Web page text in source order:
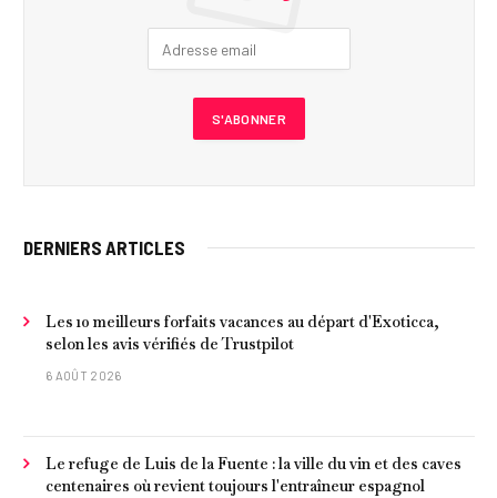
DERNIERS ARTICLES
Les 10 meilleurs forfaits vacances au départ d'Exoticca,
selon les avis vérifiés de Trustpilot
6 AOÛT 2026
Le refuge de Luis de la Fuente : la ville du vin et des caves
centenaires où revient toujours l'entraîneur espagnol